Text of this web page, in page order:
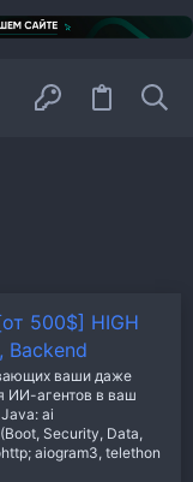
500$] HIGH
Backend
ваши даже
ИИ-агентов в ваш
ai
Security, Data,
aiogram3, telethon